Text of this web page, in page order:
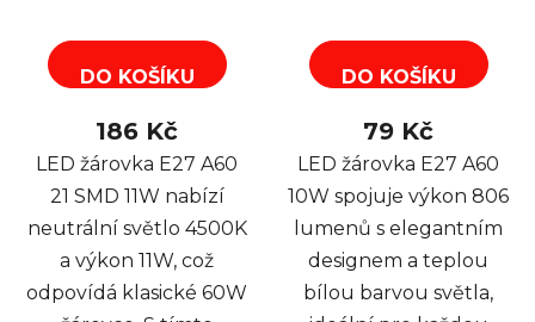
DO KOŠÍKU
186 Kč
LED žárovka E27 A60
21 SMD 11W nabízí
neutrální světlo 4500K
a výkon 11W, což
odpovídá klasické 60W
DO KOŠÍKU
79 Kč
LED žárovka E27 A60
10W spojuje výkon 806
lumenů s elegantním
designem a teplou
bílou barvou světla,